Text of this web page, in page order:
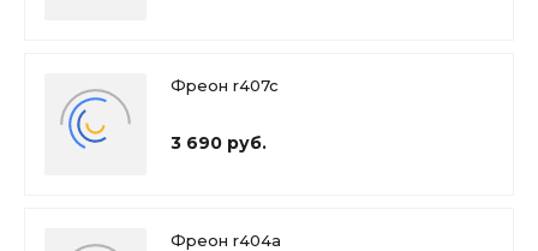
Фреон r407c
3 690 руб.
Фреон r404a